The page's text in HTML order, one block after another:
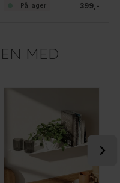
399,-
På lager
MED